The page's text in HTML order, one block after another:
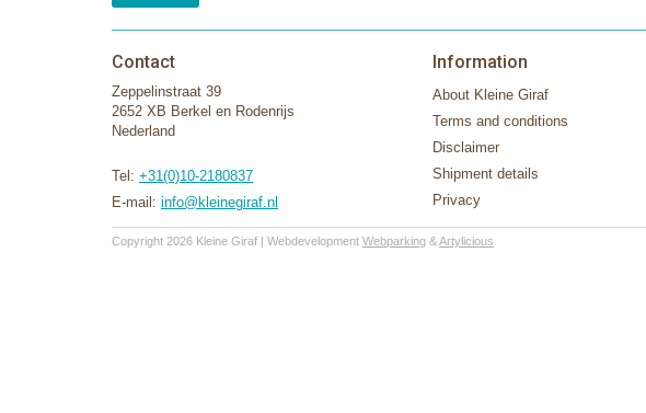
Contact
Zeppelinstraat 39
2652 XB Berkel en Rodenrijs
Nederland
Tel: +31(0)10-2180837
E-mail: info@kleinegiraf.nl
Information
About Kleine Giraf
Terms and conditions
Disclaimer
Shipment details
Privacy
Copyright 2026 Kleine Giraf | Webdevelopment Webparking &Artylicious